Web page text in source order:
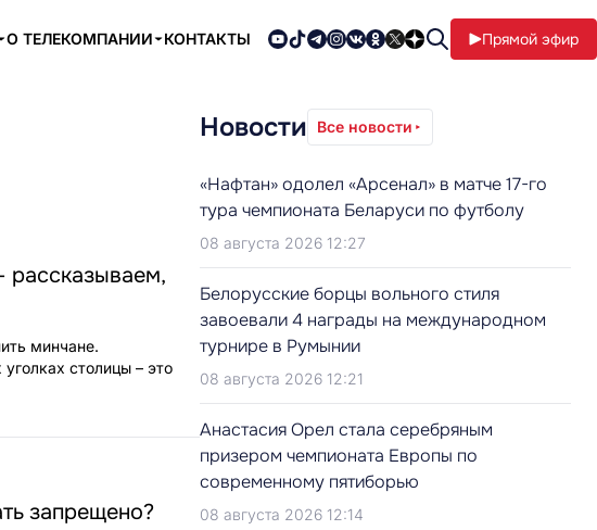
О ТЕЛЕКОМПАНИИ КОНТАКТЫ Прямой эфир
рассказываем,
минчане.
столицы – это
запрещено?
Новости Все новости
«Нафтан» одолел «Арсенал» в матче 17-го
тура чемпионата Беларуси по футболу
08 августа 2026 12:27
Белорусские борцы вольного стиля
завоевали 4 награды на международном
турнире в Румынии
08 августа 2026 12:21
Анастасия Орел стала серебряным
призером чемпионата Европы по
современному пятиборью
08 августа 2026 12:14